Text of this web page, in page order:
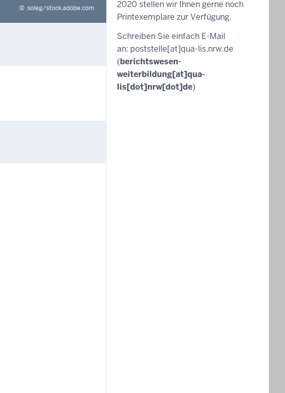
© soleg/stock.adobe.com
2020 stellen wir Ihnen gerne noch
Printexemplare zur Verfügung.
Schreiben Sie einfach E-Mail
an: poststelle[at]qua-lis.nrw.de
(berichtswesen-
weiterbildung[at]qua-
lis[dot]nrw[dot]de)